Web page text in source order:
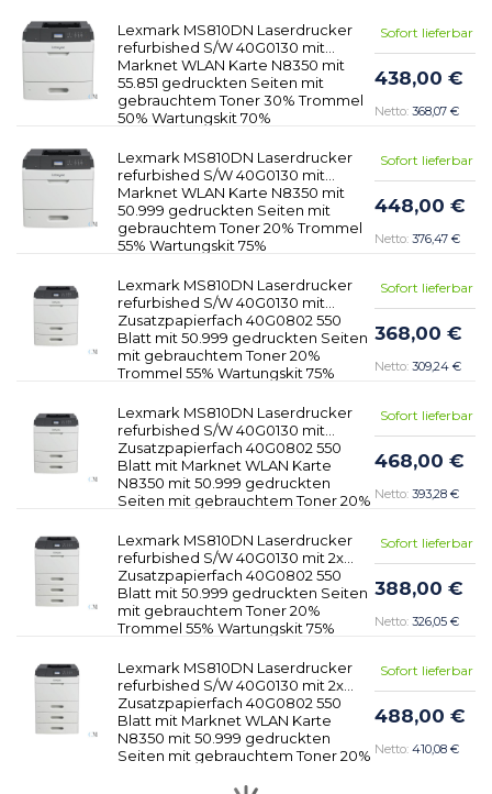
Lexmark MS810DN Laserdrucker
refurbished S/W 40G0130 mit
Marknet WLAN Karte N8350 mit
55.851 gedruckten Seiten mit
gebrauchtem Toner 30% Trommel
50% Wartungskit 70%
Sofort lieferbar
438,00 €
368,07 €
Lexmark MS810DN Laserdrucker
refurbished S/W 40G0130 mit
Marknet WLAN Karte N8350 mit
50.999 gedruckten Seiten mit
gebrauchtem Toner 20% Trommel
55% Wartungskit 75%
Sofort lieferbar
448,00 €
376,47 €
Lexmark MS810DN Laserdrucker
refurbished S/W 40G0130 mit
Zusatzpapierfach 40G0802 550
Blatt mit 50.999 gedruckten Seiten
mit gebrauchtem Toner 20%
Trommel 55% Wartungskit 75%
Sofort lieferbar
368,00 €
309,24 €
Lexmark MS810DN Laserdrucker
refurbished S/W 40G0130 mit
Zusatzpapierfach 40G0802 550
Blatt mit Marknet WLAN Karte
N8350 mit 50.999 gedruckten
Seiten mit gebrauchtem Toner 20%
Sofort lieferbar
468,00 €
393,28 €
Lexmark MS810DN Laserdrucker
refurbished S/W 40G0130 mit 2x
Zusatzpapierfach 40G0802 550
Blatt mit 50.999 gedruckten Seiten
mit gebrauchtem Toner 20%
Trommel 55% Wartungskit 75%
Sofort lieferbar
388,00 €
326,05 €
Lexmark MS810DN Laserdrucker
refurbished S/W 40G0130 mit 2x
Zusatzpapierfach 40G0802 550
Blatt mit Marknet WLAN Karte
N8350 mit 50.999 gedruckten
Seiten mit gebrauchtem Toner 20%
Sofort lieferbar
488,00 €
410,08 €